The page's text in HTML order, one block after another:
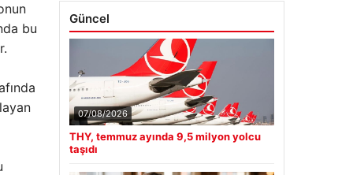
bu
Güncel
07/08/2026
THY, temmuz ayında 9,5 milyon yolcu
taşıdı